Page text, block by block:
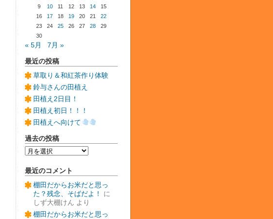
9
10 11 12 13 14
15
16
17 18 19 20 21
22
23
24 25 26 27 28
29
30
« 5月 7月 »
最近の投稿
草取り＆和紅茶作り体験
鈴与さんの田植え
田植え2日目！
田植え初日！！！
田植えへ向けて
過去の投稿
過
去
投
稿
最近のコメント
棚田だからお米だと思っ
た？残念、そばだよ！
に
しず大棚けん より
棚田だからお米だと思っ